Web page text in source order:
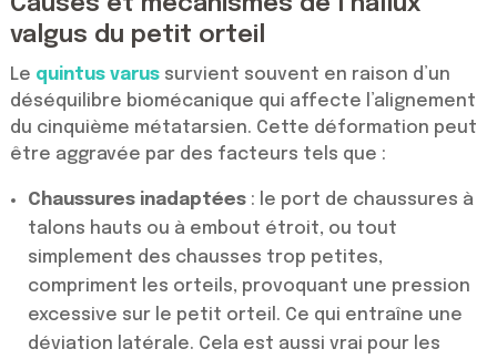
valgus du petit orteil
Le quintus varussurvient souvent en raison d’un
déséquilibre biomécanique qui affecte l’alignement
du cinquième métatarsien. Cette déformation peut
être aggravée par des facteurs tels que :
Chaussures inadaptées: le port de chaussures à
talons hauts ou à embout étroit, ou tout
simplement des chausses trop petites,
compriment les orteils, provoquant une pression
excessive sur le petit orteil. Ce qui entraîne une
déviation latérale. Cela est aussi vrai pour les